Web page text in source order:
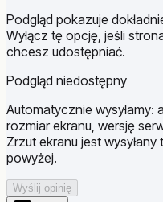
Podgląd pokazuje
Wyłącz tę opcję, jeśli
chcesz udostępniać.
Podgląd niedostępny
Automatycznie wysyłamy:
rozmiar ekranu, wersję
Zrzut ekranu jest
powyżej.
Wyślij opinię